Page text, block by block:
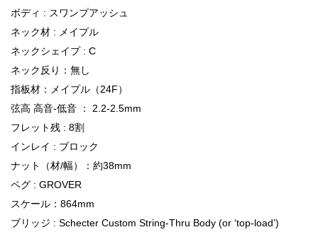
ボディ : スワンプアッシュ
ネック材 : メイプル
ネックシェイプ : C
ネック反り：無し
指板材：メイプル（24F）
弦高 高音-低音 ： 2.2-2.5mm
フレット残 : 8割
インレイ : ブロック
ナット（材/幅）：約38mm
ペグ : GROVER
スケール：864mm
ブリッジ : Schecter Custom String-Thru Body (or ‘top-load’)